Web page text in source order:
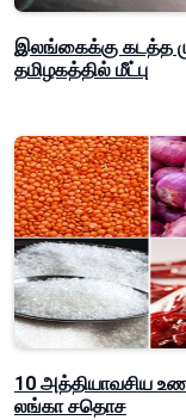
இலங்கைக்கு கடத்த
தமிழகத்தில் மீட்பு
10 அத்தியாவசிய
லங்கா சதொச